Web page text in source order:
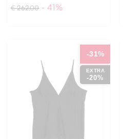
€ 262,00 - 41%
EXTRA
-20%
-31%